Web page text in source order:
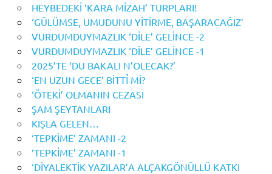
HEYBEDEKİ ‘KARA MİZAH’ TURPLARI!
‘GÜLÜMSE, UMUDUNU YİTİRME, BAŞARACAĞIZ’
VURDUMDUYMAZLIK ‘DİLE’ GELİNCE -2
VURDUMDUYMAZLIK ‘DİLE’ GELİNCE -1
2025’TE ‘DU BAKALI N’OLECAK?’
‘EN UZUN GECE’ BİTTỈ Mİ?
‘ÖTEKİ’ OLMANIN CEZASI
ŞAM ŞEYTANLARI
KIŞLA GELEN…
‘TEPKİME’ ZAMANI -2
‘TEPKİME’ ZAMANI -1
‘DİYALEKTİK YAZILAR’A ALÇAKGÖNÜLLÜ KATKI